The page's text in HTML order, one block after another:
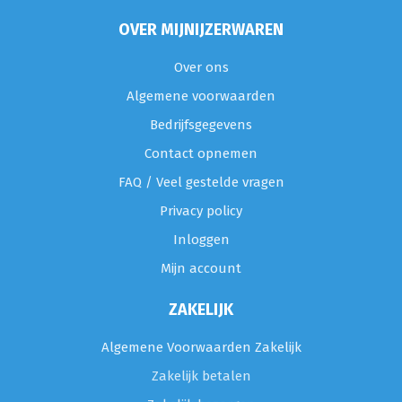
OVER MIJNIJZERWAREN
Over ons
Algemene voorwaarden
Bedrijfsgegevens
Contact opnemen
FAQ / Veel gestelde vragen
Privacy policy
Inloggen
Mijn account
ZAKELIJK
Algemene Voorwaarden Zakelijk
Zakelijk betalen